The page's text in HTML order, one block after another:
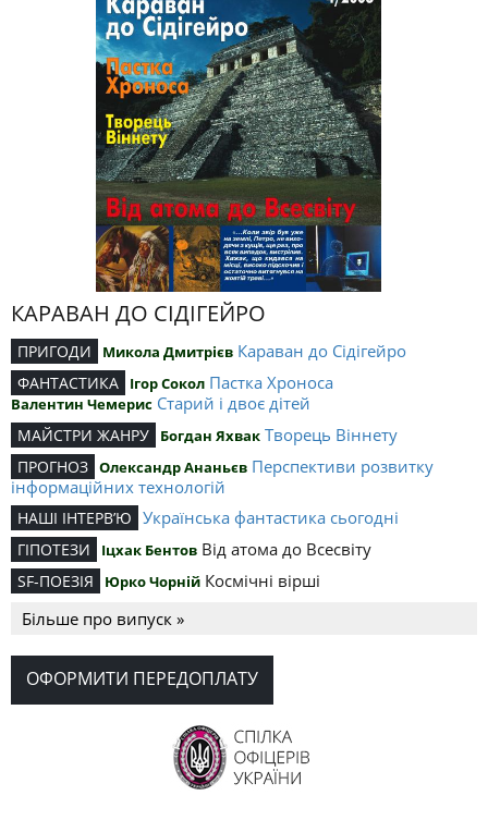
КАРАВАН ДО СІДІГЕЙРО
ПРИГОДИ Микола Дмитрієв Караван до Сідігейро
ФАНТАСТИКА Ігор Сокол Пастка Хроноса
Валентин Чемерис Старий і двоє дітей
МАЙСТРИ ЖАНРУ Богдан Яхвак Творець Віннету
ПРОГНОЗ Олександр Ананьєв Перспективи розвитку
інформаційних технологій
НАШІ ІНТЕРВ’Ю Українська фантастика сьогодні
ГІПОТЕЗИ Іцхак Бентов Від атома до Всесвіту
SF-ПОЕЗІЯ Юрко Чорній Космічні вірші
Більше про випуск »
ОФОРМИТИ ПЕРЕДОПЛАТУ